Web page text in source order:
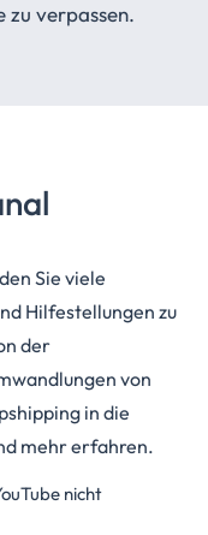
zu verpassen.
Sie viele
Hilfestellungen zu
der
von
in die
mehr erfahren.
nicht